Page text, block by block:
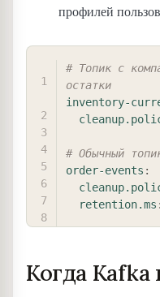
профилей
# Топик с
остатки
inventory-
# Обычный
order-events :
retention.ms :
Когда